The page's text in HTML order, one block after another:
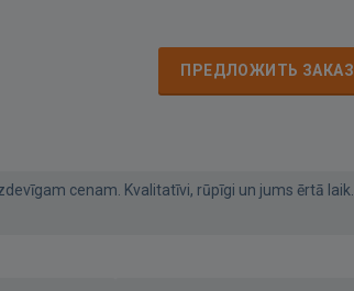
ПРЕДЛОЖИТЬ ЗАКАЗ
cenam. Kvalitatīvi, rūpīgi un jums ērtā laik...